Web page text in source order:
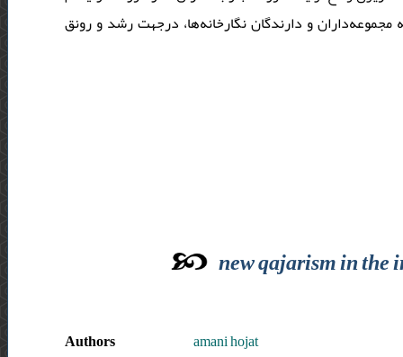
و دارندگان نگارخانه‌ها، درجهت رشد و رونق
new qajarism in the
Authors
amani hojat